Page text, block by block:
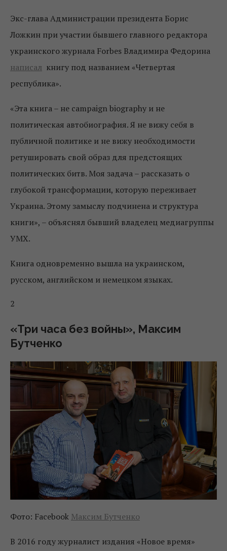
Экс-глава Администрации президента Борис
Ложкин при участии бывшего главного редактора
украинского журнала Forbes Владимира Федорина
написал книгу под названием «Четвертая
республика».
«Эта книга – не campaign biography и не
политическая автобиография. Я не вижу себя в
публичной политике и не вижу необходимости
ретушировать свой образ для предстоящих
политических битв. Моя задача – рассказать о
глубокой трансформации, которую переживает
Украина. Этому замыслу подчинена и структура
книги», – объяснял бывший владелец медиагруппы
УМХ.
Книга одновременно вышла на украинском,
русском, английском и немецком языках.
2
«Три часа без войны», Максим
Бутченко
Фото: Facebook Максим Бутченко
В 2016 году журналист издания «Новое время»